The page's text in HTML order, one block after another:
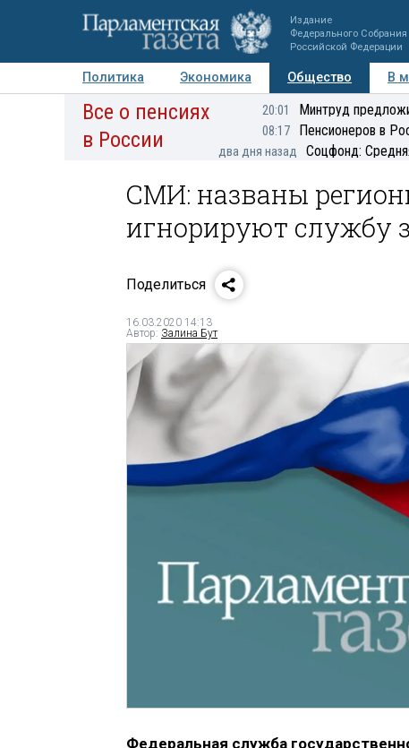
Издание
Федерального Собрания
Российской Федерации
Политика Экономика Общество В
Авторы Персоны Мнения Регионы
Все о пенсиях
в России
20:01 Минтруд
08:17 Пенсионеров в
два дня назад Соцфонд:
СМИ: названы
игнорируют службу
Поделиться
16.03.2020 14:13
Автор: Залина Бут
Федеральная служба